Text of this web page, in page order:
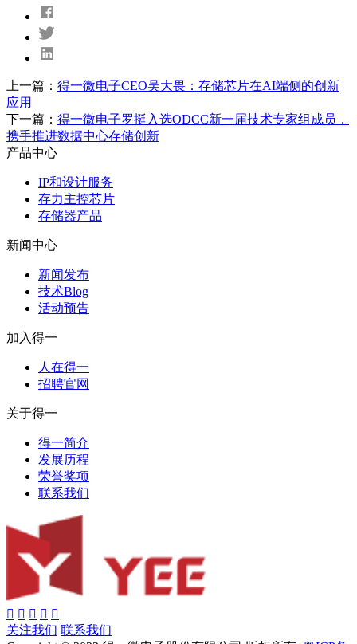
上一篇： 得一微电子CEO吴大畏：存储芯片在AI端侧的创新
应用
下一篇： 得一微电子罗挺入选ODCC新一届技术专家组成员，
携手推进数据中心存储创新
产品中心
IP和设计服务
存力主控芯片
存储器产品
新闻中心
新闻发布
技术Blog
活动预告
加入得一
人在得一
招聘官网
关于得一
得一简介
发展历程
荣誉奖项
联系我们
关注我们 联系我们